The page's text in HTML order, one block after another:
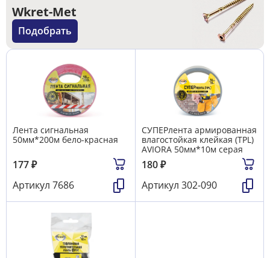
Wkret-Met
Подобрать
Лента сигнальная
50мм*200м бело-красная
177₽
Артикул 7686
СУПЕРлента армированная
влагостойкая клейкая (TPL)
AVIORA 50мм*10м серая
180₽
Артикул 302-090